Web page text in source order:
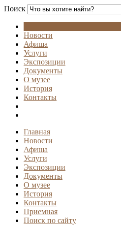
Поиск
Новости
Афиша
Услуги
Экспозиции
Документы
О музее
История
Контакты
Главная
Новости
Афиша
Услуги
Экспозиции
Документы
О музее
История
Контакты
Приемная
Поиск по сайту